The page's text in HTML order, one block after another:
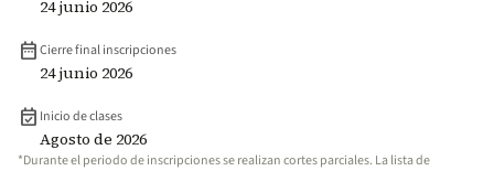
24 junio 2026
date_rangeCierre final inscripciones
24 junio 2026
event_available Inicio de clases
Agosto de 2026
*Durante el periodo de inscripciones se realizan cortes parciales. La lista de